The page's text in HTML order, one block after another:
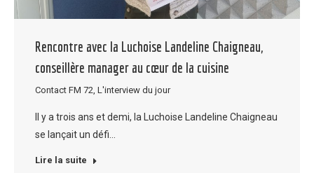
Rencontre avec la Luchoise Landeline Chaigneau,
conseillère manager au cœur de la cuisine
Contact FM 72 L'interview du jour
Il y a trois ans et demi, la Luchoise Landeline Chaigneau
se lançait un défi…
Lire la suite